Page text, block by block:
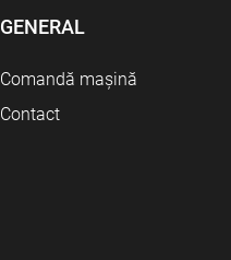
GENERAL
Comandă mașină
Contact